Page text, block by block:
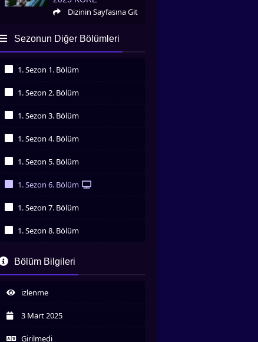
Dizinin Sayfasına Git
Sezonun Diğer Bölümleri
1. Sezon 1. Bölüm
1. Sezon 2. Bölüm
1. Sezon 3. Bölüm
1. Sezon 4. Bölüm
1. Sezon 5. Bölüm
1. Sezon 6. Bölüm
1. Sezon 7. Bölüm
1. Sezon 8. Bölüm
İzledim
İzledim
1. Sezon 10. Bölüm
İzledim
İzledim
Bölüm Bilgileri
izlenme
3 Mart 2025
Girilmedi